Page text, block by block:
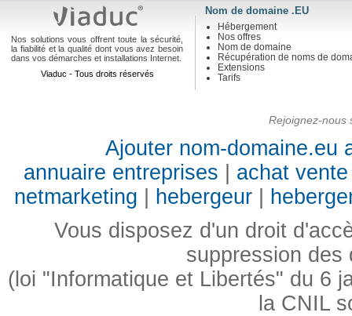
Nos solutions vous offrent toute la sécurité,
la fiabilité et la qualité dont vous avez besoin
dans vos démarches et installations Internet.
Viaduc - Tous droits réservés
Nom de domaine .EU
Hébergement
Nos offres
Nom de domaine
Récupération de noms de
Extensions
Tarifs
Rejoignez-nous
Ajouter nom-domaine.eu
annuaire entreprises
achat
netmarketing
hebergeur
Vous disposez d'un droit
suppression des
(loi "Informatique et Libertés" du 6
la CNIL